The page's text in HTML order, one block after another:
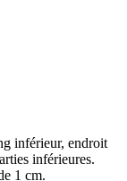
inférieur, endroit
inférieures.
1 cm.